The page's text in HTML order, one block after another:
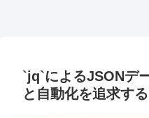
`jq`によるJSONデ
と自動化を追求す